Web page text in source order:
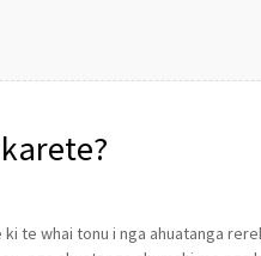
te whai tonu i nga ahuatanga